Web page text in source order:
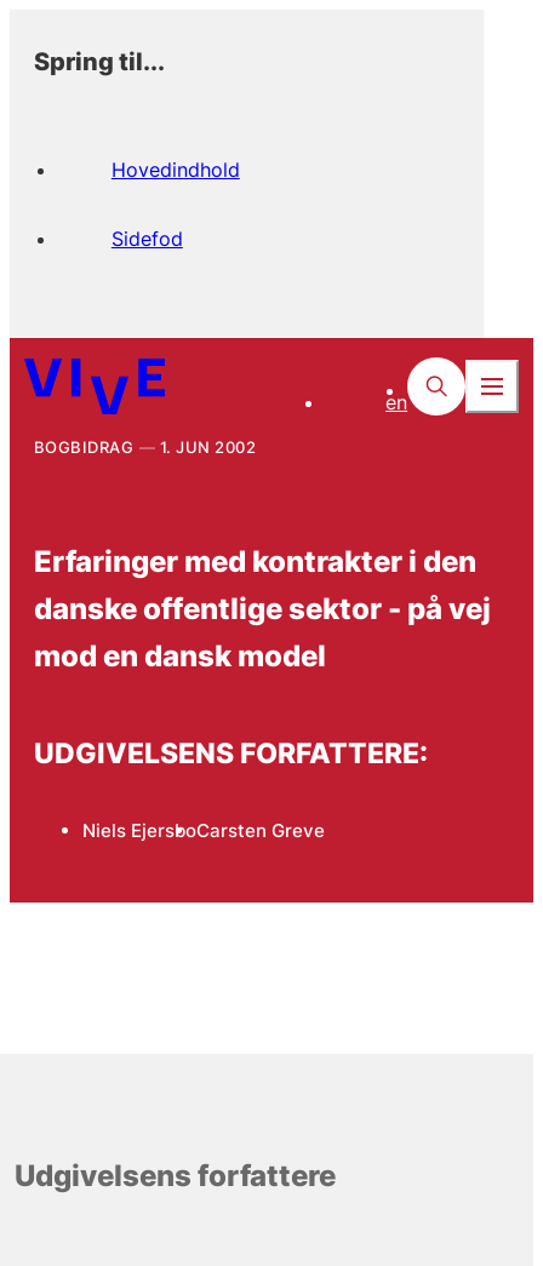
Spring til...
Hovedindhold
Sidefod
en
BOGBIDRAG 1. JUN 2002
Erfaringer med kontrakter i den
danske offentlige sektor - på vej
mod en dansk model
UDGIVELSENS FORFATTERE:
Niels EjersboCarsten Greve
Udgivelsens forfattere